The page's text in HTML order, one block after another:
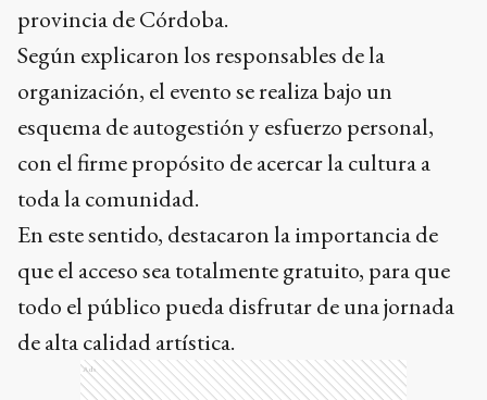
provincia de Córdoba.
Según explicaron los responsables de la
organización, el evento se realiza bajo un
esquema de autogestión y esfuerzo personal,
con el firme propósito de acercar la cultura a
toda la comunidad.
En este sentido, destacaron la importancia de
que el acceso sea totalmente gratuito, para que
todo el público pueda disfrutar de una jornada
de alta calidad artística.
Ads